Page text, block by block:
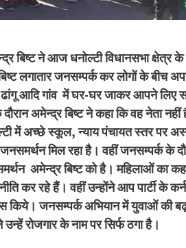
बिष्ट ने आज धनोल्टी विधानसभा
लगातार जनसम्पर्क कर लोगों के
आदि गांव में घर-घर जाकर आपने लिए
अमेन्द्र बिष्ट ने कहा कि वह नेता
में अच्छे स्कूल, न्याय पंचायत स्तर पर
मिल रहा है। वहीं जनसम्पर्क के
अमेन्द्र बिष्ट को है। महिलाओं का
कर रहे हैं। वहीं उन्होंने आप पार्टी के
किये। जनसम्पर्क अभियान में युवाओं की
रोजगार के नाम पर सिर्फ ठगा है।